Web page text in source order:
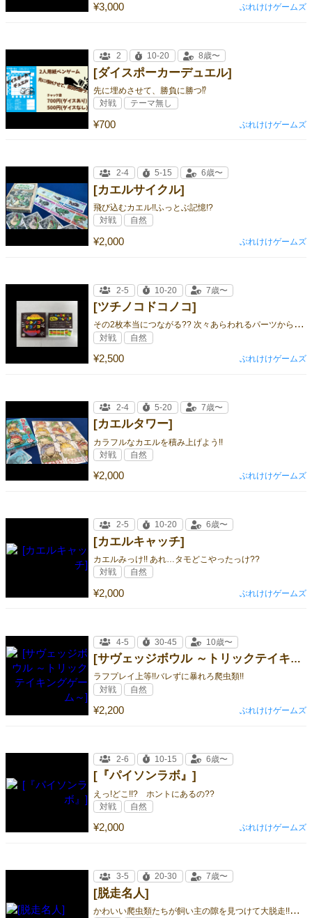
¥3,000 ぶれけけゲームズ
[ダイスポーカーデュエル]
先に埋めさせて、勝負に勝つ⁉
¥700
2 10-20 8歳〜
対戦 テーマ無し
ぶれけけゲームズ
[カエルサイクル]
飛び込むカエル!!ふっとぶ記憶!?
¥2,000
2-4 5-15 6歳〜
対戦 自然
ぶれけけゲームズ
[ツチノコドコノコ]
そ
の2枚本当につながる?? 次々あらわれるパーツからつながる2枚を見つけ出そう!!
¥2,500
2-5 10-20 7歳〜
対戦 自然
ぶれけけゲームズ
[カエルタワー]
カラフルなカエルを積み上げよう!!
¥2,000
2-4 5-20 7歳〜
対戦 自然
ぶれけけゲームズ
[カエルキャッチ]
カエルみっけ!! あれ…タモどこやったっけ??
¥2,000
2-5 10-20 6歳〜
対戦 自然
ぶれけけゲームズ
[サヴェッジボウル ～トリックテイキングゲーム～]
ラフプレイ上等!!バレずに暴れろ爬虫類!!
¥2,200
4-5 30-45 10歳〜
対戦 自然
ぶれけけゲームズ
[『パイソンラボ』]
えっ!どこ!!? ホントにあるの??
¥2,000
2-6 10-15 6歳〜
対戦 自然
ぶれけけゲームズ
[脱走名人]
か
わいい爬虫類たちが飼い主の隙を見つけて大脱走!!家中駆け回り、大好きなコオロギ集め競争スタート!!
3-5 20-30 7歳〜